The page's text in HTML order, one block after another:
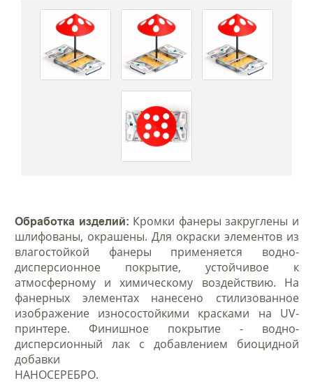
Обработка изделий: Кромки фанеры закруглены и
шлифованы, окрашены. Для окраски элементов из
влагостойкой фанеры применяется водно-
дисперсионное покрытие, устойчивое к
атмосферному и химическому воздействию. На
фанерных элементах нанесено стилизованное
изображение износостойкими красками на UV-
принтере. Финишное покрытие - водно-
дисперсионный лак с добавлением биоцидной
добавки
НАНОСЕРЕБРО.